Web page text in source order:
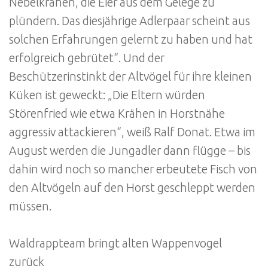
plündern. Das diesjährige Adlerpaar scheint aus
solchen Erfahrungen gelernt zu haben und hat
erfolgreich gebrütet“. Und der
Beschützerinstinkt der Altvögel für ihre kleinen
Küken ist geweckt: „Die Eltern würden
Störenfried wie etwa Krähen in Horstnähe
aggressiv attackieren“, weiß Ralf Donat. Etwa im
August werden die Jungadler dann flügge – bis
dahin wird noch so mancher erbeutete Fisch von
den Altvögeln auf den Horst geschleppt werden
müssen.
Waldrappteam bringt alten Wappenvogel
zurück